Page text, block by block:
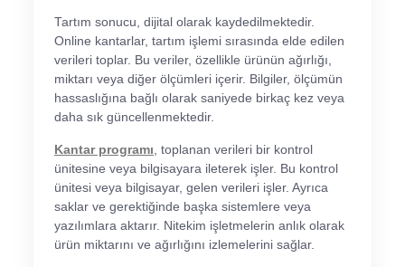
Tartım sonucu, dijital olarak kaydedilmektedir.
Online kantarlar, tartım işlemi sırasında elde edilen
verileri toplar. Bu veriler, özellikle ürünün ağırlığı,
miktarı veya diğer ölçümleri içerir. Bilgiler, ölçümün
hassaslığına bağlı olarak saniyede birkaç kez veya
daha sık güncellenmektedir.
Kantar programı, toplanan verileri bir kontrol
ünitesine veya bilgisayara ileterek işler. Bu kontrol
ünitesi veya bilgisayar, gelen verileri işler. Ayrıca
saklar ve gerektiğinde başka sistemlere veya
yazılımlara aktarır. Nitekim işletmelerin anlık olarak
ürün miktarını ve ağırlığını izlemelerini sağlar.